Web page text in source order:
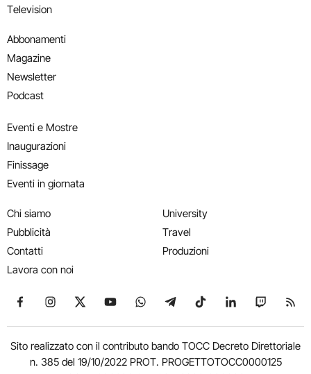
Television
Abbonamenti
Magazine
Newsletter
Podcast
Eventi e Mostre
Inaugurazioni
Finissage
Eventi in giornata
Chi siamo
Pubblicità
Contatti
Lavora con noi
University
Travel
Produzioni
Seguici su Facebook
Seguici su Instagram
Seguici su X
Seguici su YouTube
Seguici su WhatsApp
Seguici su Telegram
Seguici su TikTok
Seguici su
Seguici
Sito realizzato con il contributo bando TOCC Decreto Direttoriale
n. 385 del 19/10/2022 PROT. PROGETTOTOCC0000125